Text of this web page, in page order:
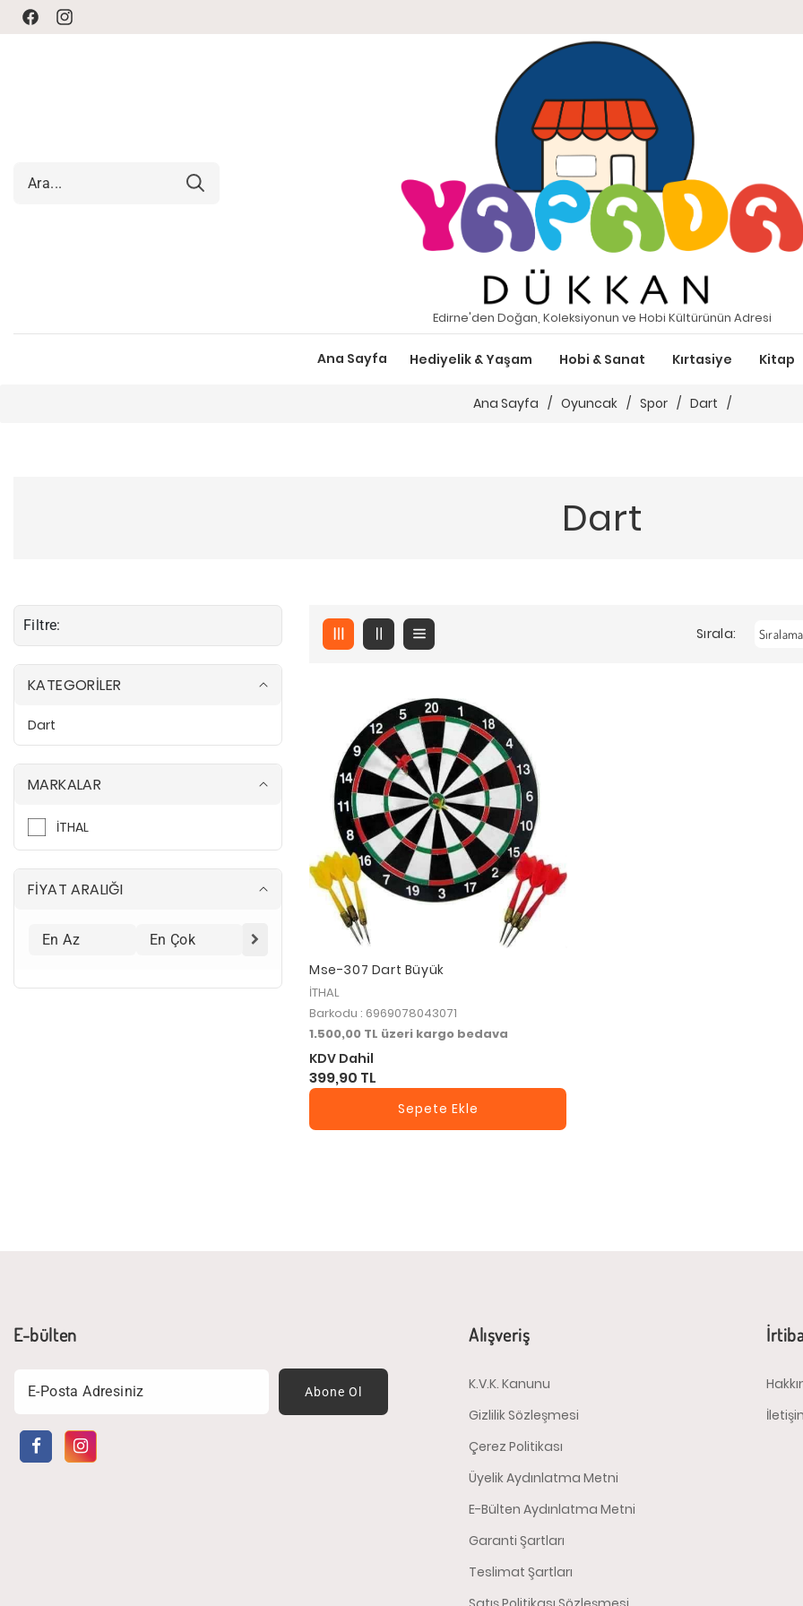
FacebookInstagram
Edirne'den Doğan, Koleksiyonun ve Hobi Kültürünün Adresi
Ana Sayfa Hediyelik & Yaşam Hobi & Sanat Kırtasiye Kitap
Ana Sayfa / Oyuncak / Spor / Dart /
Dart
Filtre:
KATEGORİLER
Dart
D
a
t
MARKALAR
İTHAL
FİYAT ARALIĞI
Sırala:
Mse-307 Dart Büyük
İTHAL
Barkodu : 6969078043071
1.500,00 TL üzeri kargo bedava
KDV Dahil
399,90 TL
Sepete Ekle
E-bülten
Email Abone Ol
Alışveriş
K.V.K. Kanunu
Gizlilik Sözleşmesi
Çerez Politikası
Üyelik Aydınlatma Metni
E-Bülten Aydınlatma Metni
Garanti Şartları
Teslimat Şartları